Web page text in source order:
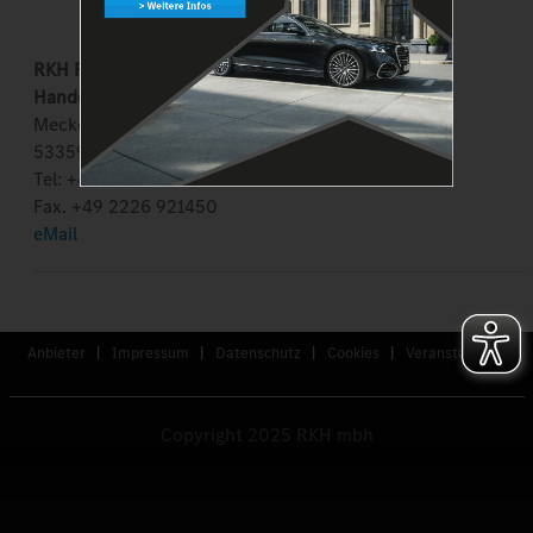
RKH Rheinbacher Kraftwagen
Handelsgesellschaft mbH
Meckenheimer Straße 12
53359 Rheinbach
Tel: +49 2226 92140
Fax. +49 2226 921450
eMail
Anbieter | Impressum | Datenschutz | Cookies | Veranstaltungen